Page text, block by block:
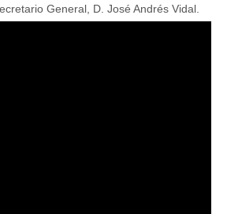
General, D. José Andrés Vidal.